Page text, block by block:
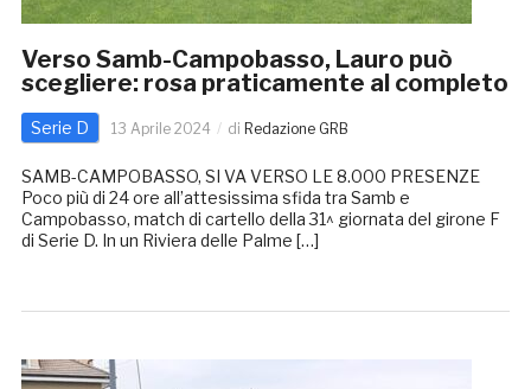
Verso Samb-Campobasso, Lauro può
scegliere: rosa praticamente al completo
Serie D 13 Aprile 2024 di Redazione GRB
SAMB-CAMPOBASSO, SI VA VERSO LE 8.000 PRESENZE
Poco più di 24 ore all’attesissima sfida tra Samb e
Campobasso, match di cartello della 31^ giornata del girone F
di Serie D. In un Riviera delle Palme […]